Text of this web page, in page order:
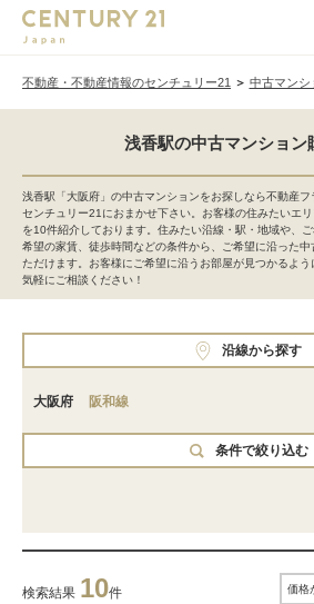
不動産・不動産情報のセンチュリー21 中古マンシ
浅香駅の中古マンション
浅香駅「大阪府」の中古マンションをお探しなら不動産
センチュリー21におまかせ下さい。お客様の住みたいエ
を10件紹介しております。住みたい沿線・駅・地域や、
希望の家賃、徒歩時間などの条件から、ご希望に沿った
ただけます。お客様にご希望に沿うお部屋が見つかるよ
気軽にご相談ください！
沿線から探す
大阪府 阪和線
条件で絞り込む
検索結果 10件